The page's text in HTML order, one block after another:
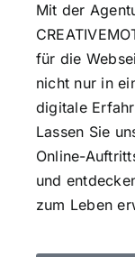
Mit der
für die
nicht nur in
digitale
Lassen Sie
Online-
und
zum Leben